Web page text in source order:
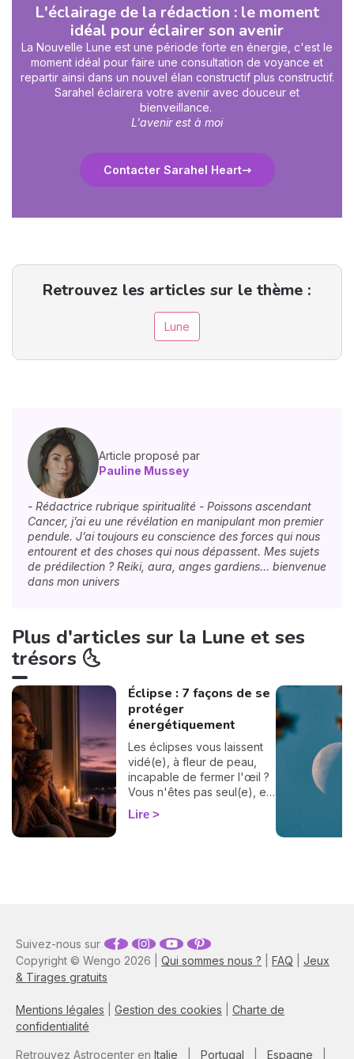
L'éclairage de la rédaction : le moment
idéal pour éclairer son avenir
La Nouvelle Lune est une période forte en énergie, c'est le
moment idéal pour faire une consultation de voyance et
repartir ainsi dans un nouvel élan constructif plus constructif.
Sarahel éclairera votre avenir avec douceur et
bienveillance.
L'avenir est à moi
Contacter Sarahel Heart
Retrouvez les articles sur le thème :
Lune
Article proposé par
Pauline Mussey
- Rédactrice rubrique spiritualité - Poissons ascendant
Cancer, j’ai eu une révélation en manipulant mon premier
pendule. J’ai toujours eu conscience des forces qui nous
entourent et des choses qui nous dépassent. Mes sujets
de prédilection ? Reiki, aura, anges gardiens… bienvenue
dans mon univers
Plus d'articles sur la Lune et ses
trésors 🌜
Éclipse : 7 façons de se
protéger
énergétiquement
Les éclipses vous laissent
vidé(e), à fleur de peau,
incapable de fermer l'œil ?
Vous n'êtes pas seul(e), et
surtout : ça se traverse en
douceur. Voici 7 gestes
Lire
Copyright © Wengo 2026 | Qui sommes nous ? FAQ
Jeux
& Tirages gratuits
Mentions légales Gestion des cookies
Charte de
confidentialité
Suivez-nous sur
Retrouvez Astrocenter en Italie Portugal Espagne